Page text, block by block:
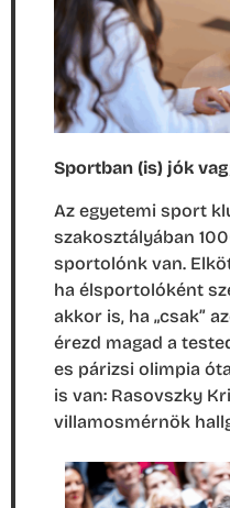
Sportban (is) jók
Az egyetemi sport
szakosztályában
sportolónk van.
ha élsportolóként
akkor is, ha „csak”
érezd magad a
es párizsi olimpia
is van: Rasovszky
villamosmérnök